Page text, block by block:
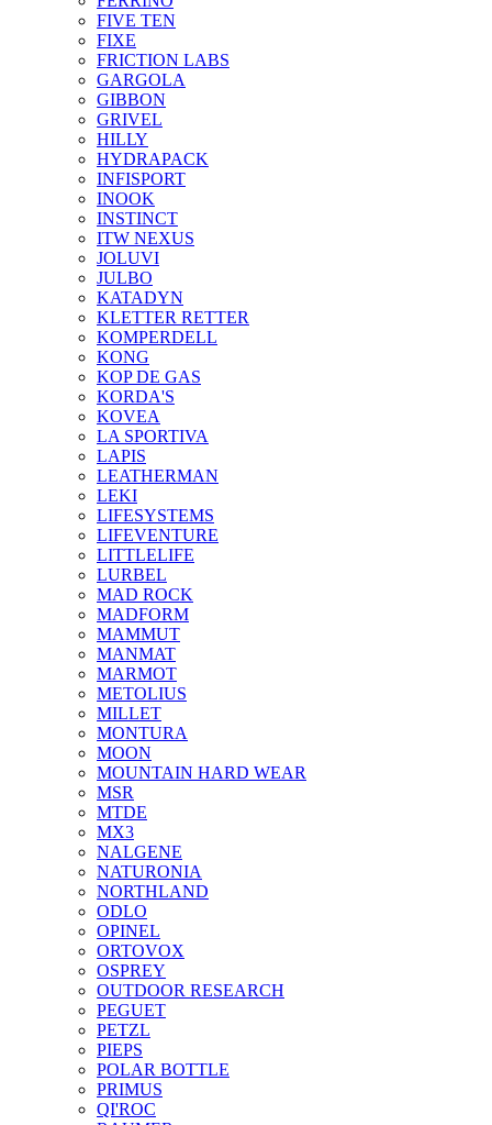
FIVE TEN
FIXE
FRICTION LABS
GARGOLA
GIBBON
GRIVEL
HILLY
HYDRAPACK
INFISPORT
INOOK
INSTINCT
ITW NEXUS
JOLUVI
JULBO
KATADYN
KLETTER RETTER
KOMPERDELL
KONG
KOP DE GAS
KORDA'S
KOVEA
LA SPORTIVA
LAPIS
LEATHERMAN
LEKI
LIFESYSTEMS
LIFEVENTURE
LITTLELIFE
LURBEL
MAD ROCK
MADFORM
MAMMUT
MANMAT
MARMOT
METOLIUS
MILLET
MONTURA
MOON
MOUNTAIN HARD WEAR
MSR
MTDE
MX3
NALGENE
NATURONIA
NORTHLAND
ODLO
OPINEL
ORTOVOX
OSPREY
OUTDOOR RESEARCH
PEGUET
PETZL
PIEPS
POLAR BOTTLE
PRIMUS
QI'ROC